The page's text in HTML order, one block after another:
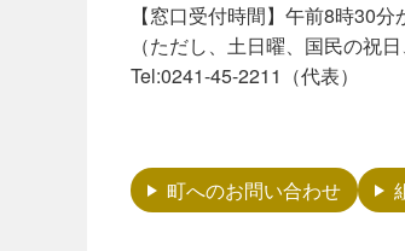
【窓口受付時間】午前8時30
（ただし、土日曜、国民の祝
Tel:0241-45-2211（代表）
町へのお問い合わせ